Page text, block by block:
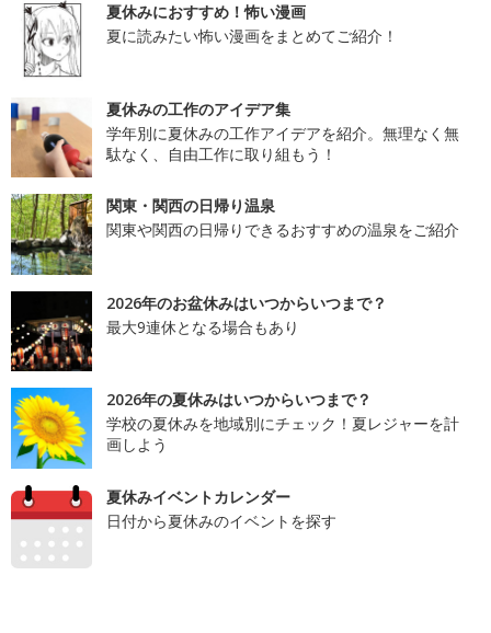
夏休みにおすすめ！怖い漫画
夏に読みたい怖い漫画をまとめてご紹介！
夏休みの工作のアイデア集
学年別に夏休みの工作アイデアを紹介。無理なく無
駄なく、自由工作に取り組もう！
関東・関西の日帰り温泉
関東や関西の日帰りできるおすすめの温泉をご紹介
2026年のお盆休みはいつからいつまで？
最大9連休となる場合もあり
2026年の夏休みはいつからいつまで？
学校の夏休みを地域別にチェック！夏レジャーを計
画しよう
夏休みイベントカレンダー
日付から夏休みのイベントを探す